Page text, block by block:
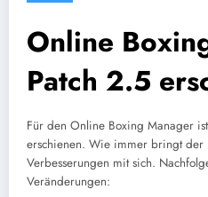
Online
Patch 2.5
Für den Online Boxing Manager
erschienen. Wie immer bringt der
Verbesserungen mit sich.
Veränderungen: